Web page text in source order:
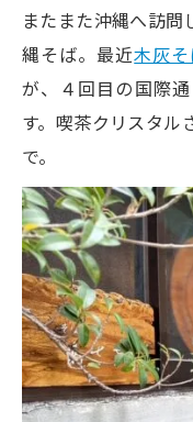
またまた沖縄へ訪
縄そば。最近木灰
が、４回目の国際
す。喫茶クリスタル
で。